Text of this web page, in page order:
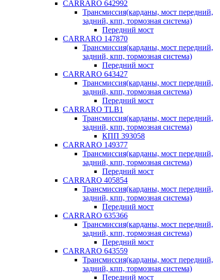
CARRARO 642992
Трансмиссия(карданы, мост передний,
задний, кпп, тормозная система)
Передний мост
CARRARO 147870
Трансмиссия(карданы, мост передний,
задний, кпп, тормозная система)
Передний мост
CARRARO 643427
Трансмиссия(карданы, мост передний,
задний, кпп, тормозная система)
Передний мост
CARRARO TLB1
Трансмиссия(карданы, мост передний,
задний, кпп, тормозная система)
КПП 393058
CARRARO 149377
Трансмиссия(карданы, мост передний,
задний, кпп, тормозная система)
Передний мост
CARRARO 405854
Трансмиссия(карданы, мост передний,
задний, кпп, тормозная система)
Передний мост
CARRARO 635366
Трансмиссия(карданы, мост передний,
задний, кпп, тормозная система)
Передний мост
CARRARO 643559
Трансмиссия(карданы, мост передний,
задний, кпп, тормозная система)
Передний мост